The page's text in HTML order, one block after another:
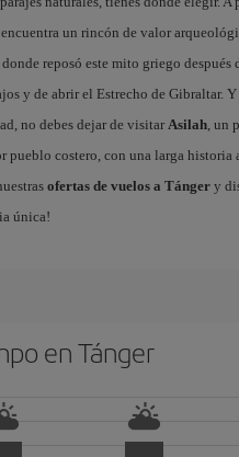
encuentra un rincón de valor
donde reposó este mito griego después
y de abrir el Estrecho de Gibraltar.
no debes dejar de visitar Asilah, un
pueblo costero, con una larga historia
ofertas de vuelos a Tánger y
única!
en Tánger